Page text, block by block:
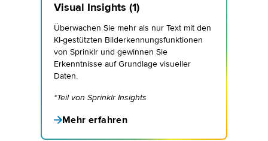
Visual Insights (1)
Überwachen Sie mehr als nur Text mit den
KI-gestützten Bilderkennungsfunktionen
von Sprinklr und gewinnen Sie
Erkenntnisse auf Grundlage visueller
Daten.
*Teil von Sprinklr Insights
Mehr erfahren